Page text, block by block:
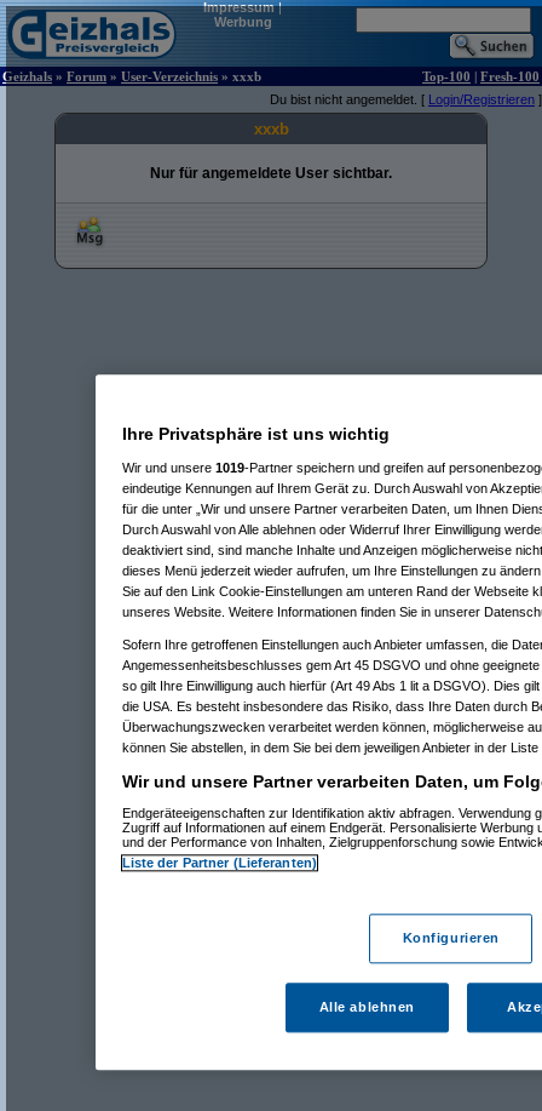
Impressum|
Werbung
Geizhals » Forum » User-Verzeichnis » xxxb Top-100 | Fresh-100
Du bist nicht angemeldet. [ Login/Registrieren ]
xxxb
Nur für angemeldete User sichtbar.
Ihre Privatsphäre ist uns wichtig
Wir und unsere 1019-Partner speichern und greifen auf
eindeutige Kennungen auf Ihrem Gerät zu. Durch Auswahl von
für die unter „Wir und unsere Partner verarbeiten Daten, um Ihnen
Durch Auswahl von Alle ablehnen oder Widerruf Ihrer Einwilligung
deaktiviert sind, sind manche Inhalte und Anzeigen möglicherweise
dieses Menü jederzeit wieder aufrufen, um Ihre Einstellungen zu
Sie auf den Link Cookie-Einstellungen am unteren Rand der Webseite
unseres Website. Weitere Informationen finden Sie in unserer
Sofern Ihre getroffenen Einstellungen auch Anbieter umfassen, die
Angemessenheitsbeschlusses gem Art 45 DSGVO und ohne
so gilt Ihre Einwilligung auch hierfür (Art 49 Abs 1 lit a DSGVO). Dies
die USA. Es besteht insbesondere das Risiko, dass Ihre Daten durch
Überwachungszwecken verarbeitet werden können, möglicherweise
können Sie abstellen, in dem Sie bei dem jeweiligen Anbieter in der
Wir und unsere Partner verarbeiten Daten, um
Endgeräteeigenschaften zur Identifikation aktiv abfragen. Verwendung
Zugriff auf Informationen auf einem Endgerät. Personalisierte Werbung
und der Performance von Inhalten, Zielgruppenforschung sowie
Liste der Partner (Lieferanten)
Konfigurieren
Alle ablehnen